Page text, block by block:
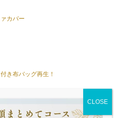
カバー
き布バッグ再生！